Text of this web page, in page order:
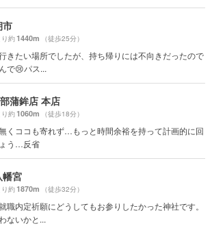
市
約1440m （徒歩25分）
きたい場所でしたが、持ち帰りには不向きだったので
で😢パス...
蒲鉾店 本店
約1060m （徒歩18分）
くココも寄れず…もっと時間余裕を持って計画的に回
う…反省
幡宮
約1870m （徒歩32分）
職内定祈願にどうしてもお参りしたかった神社です。
ないかと...